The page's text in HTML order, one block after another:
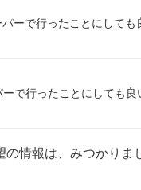
ーで行ったことにして
で行ったことにしても
の情報は、みつかりま